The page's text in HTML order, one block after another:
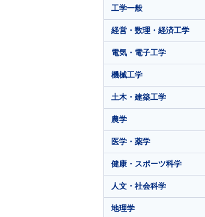
工学一般
経営・数理・経済工学
電気・電子工学
機械工学
土木・建築工学
農学
医学・薬学
健康・スポーツ科学
人文・社会科学
地理学